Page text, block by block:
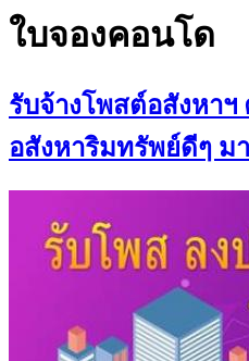
ใบจองคอนโด
รับจ้างโพสต์อสังหาฯ
อสังหาริมทรัพย์ดีๆ ม